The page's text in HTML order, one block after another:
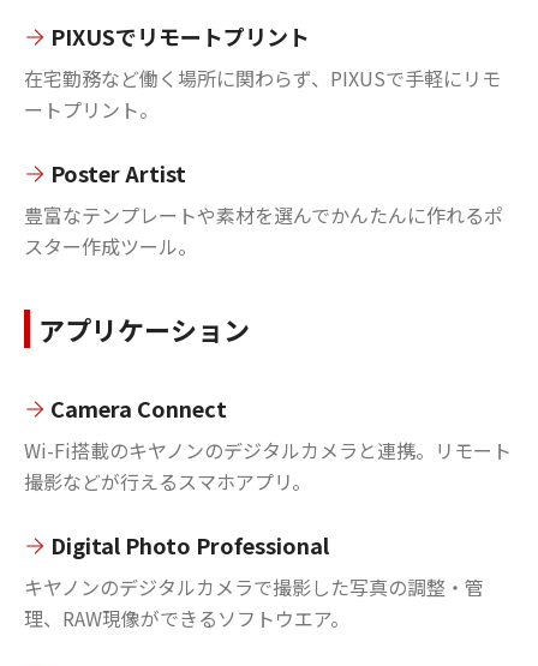
PIXUSでリモートプリント
在宅勤務など働く場所に関わらず、PIXUSで手軽にリモ
ートプリント。
Poster Artist
豊富なテンプレートや素材を選んでかんたんに作れるポ
スター作成ツール。
アプリケーション
Camera Connect
Wi-Fi搭載のキヤノンのデジタルカメラと連携。リモート
撮影などが行えるスマホアプリ。
Digital Photo Professional
キヤノンのデジタルカメラで撮影した写真の調整・管
理、RAW現像ができるソフトウエア。